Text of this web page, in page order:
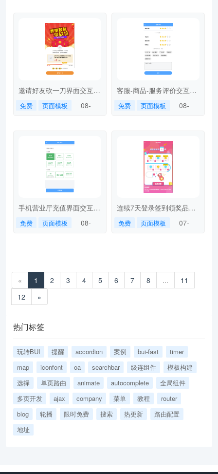
邀请好友砍一刀界面交互-
免费 页面模板
08-
客服-商品-服务评价交互界
免费 页面模板
08-
手机营业厅充值界面交互-
免费 页面模板
08-
连续7天登录签到领奖品页
免费 页面模板
07-
« 1 2 3 4 5 6 7 8 ...
11
12
»
热门标签
玩转BUI 提醒 accordion 案例 bui-fast
timer
map
iconfont oa searchbar 级连组件
模板构建
选择
单页路由 animate autocomplete
全局组件
多页开发
ajax company 菜单 教程
router
blog
轮播 限时免费 搜索 热更新
路由配置
地址